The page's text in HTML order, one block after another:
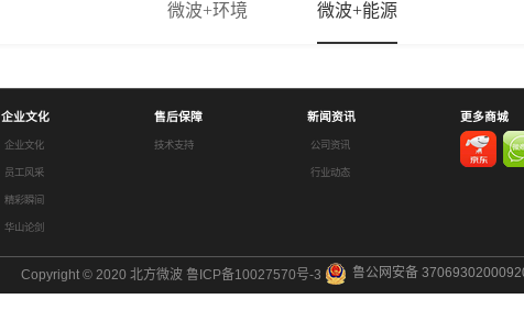
微波+环境 微波+能源
企业文化
企业文化
员工风采
精彩瞬间
华山论剑
售后保障
技术支持
新闻资讯
公司资讯
行业动态
更多商城
Copyright © 2020 北方微波 鲁ICP备10027570号-3 鲁公网安备